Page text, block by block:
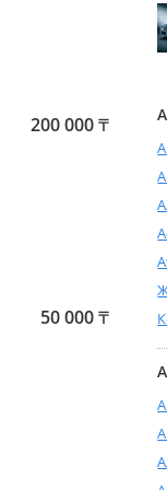
200 000₸
50 000₸